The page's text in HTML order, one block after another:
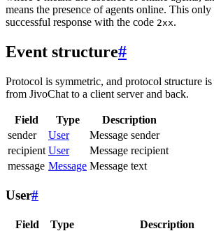
means the presence of agents online. This
successful response with the code 2xx.
Event structure#
Protocol is symmetric, and protocol structure is
from JivoChat to a client server and back.
Field Type
Description
sender
User
Message sender
recipient User
Message recipient
message Message Message text
User#
Field Type Description